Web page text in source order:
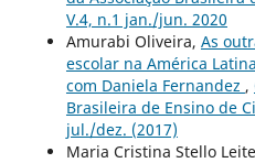
V.4, n.1 jan./jun. 2020
Amurabi Oliveira, As
escolar na América
com Daniela Fernandez ,
Brasileira de Ensino de
jul./dez. (2017)
Maria Cristina Stello